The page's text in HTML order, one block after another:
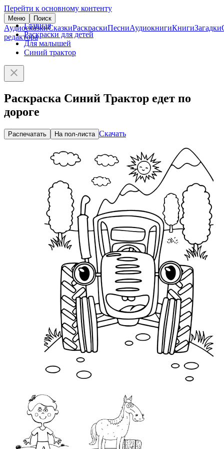
Перейти к основному контенту
Меню Поиск
АудиосказкиСказкиРаскраскиПесниАудиокнигиКнигиЗагадки
редактора
Главная
Раскраски для детей
Для малышей
Синий трактор
Раскраска Синий Трактор едет по
дороге
Распечатать На пол-листа Скачать